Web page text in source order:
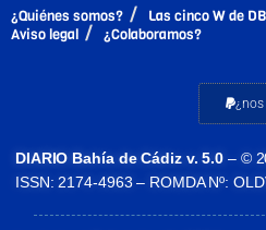
¿Quiénes somos? Las cinco W de
Aviso legal
¿Colaboramos?
DIARIO Bahía de Cádiz v. 5.0 – ©
ISSN: 2174-4963 – ROMDA Nº: